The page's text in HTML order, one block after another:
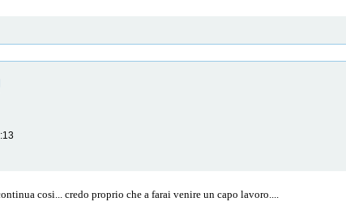
cosi... credo proprio che a farai venire un capo lavoro....